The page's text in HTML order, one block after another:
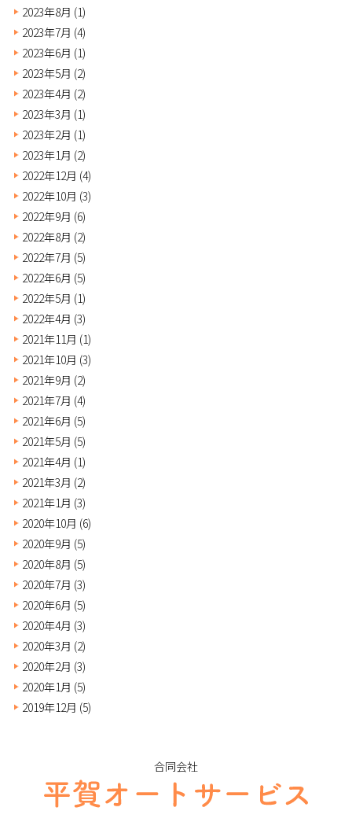
2023年8月 (1)
2023年7月 (4)
2023年6月 (1)
2023年5月 (2)
2023年4月 (2)
2023年3月 (1)
2023年2月 (1)
2023年1月 (2)
2022年12月 (4)
2022年10月 (3)
2022年9月 (6)
2022年8月 (2)
2022年7月 (5)
2022年6月 (5)
2022年5月 (1)
2022年4月 (3)
2021年11月 (1)
2021年10月 (3)
2021年9月 (2)
2021年7月 (4)
2021年6月 (5)
2021年5月 (5)
2021年4月 (1)
2021年3月 (2)
2021年1月 (3)
2020年10月 (6)
2020年9月 (5)
2020年8月 (5)
2020年7月 (3)
2020年6月 (5)
2020年4月 (3)
2020年3月 (2)
2020年2月 (3)
2020年1月 (5)
2019年12月 (5)
合同会社